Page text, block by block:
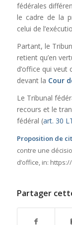
fédérales
le cadre de la
celui de
Partant, le
retient qu’en
d’office qui
devant la Cour
Le Tribunal
recours et le
fédéral (art. 30
Proposition de
contre une
d’office, in:
Partager